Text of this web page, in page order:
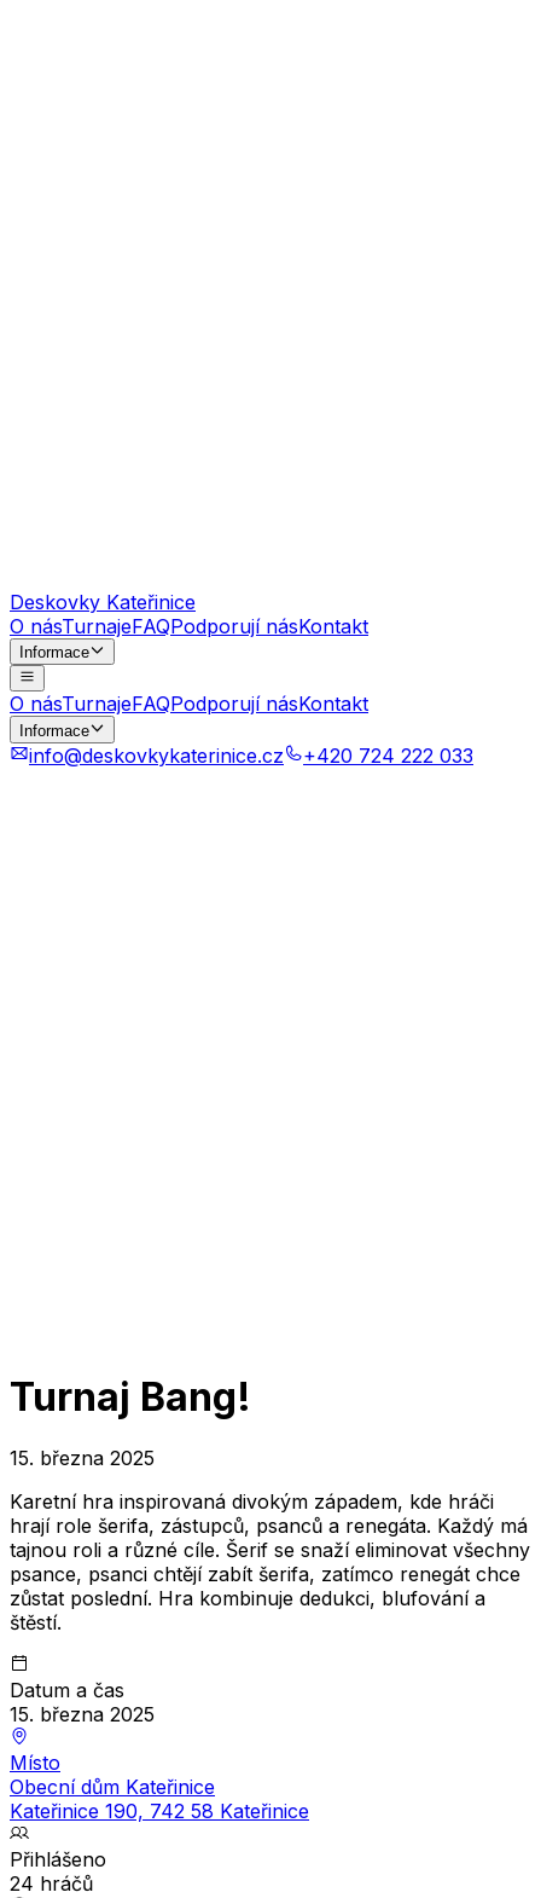
Deskovky Kateřinice
O násTurnajeFAQPodporují násKontakt
Informace
O násTurnajeFAQPodporují násKontakt
Informace
info@deskovkykaterinice.cz +420 724 222 033
Turnaj Bang!
15. března 2025
Karetní hra inspirovaná divokým západem, kde hráči
hrají role šerifa, zástupců, psanců a renegáta. Každý má
tajnou roli a různé cíle. Šerif se snaží eliminovat všechny
psance, psanci chtějí zabít šerifa, zatímco renegát chce
zůstat poslední. Hra kombinuje dedukci, blufování a
štěstí.
Datum a čas
15. března 2025
Místo
Obecní dům Kateřinice
Kateřinice 190, 742 58 Kateřinice
Přihlášeno
24 hráčů